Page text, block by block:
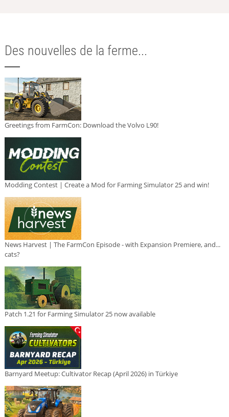
Des nouvelles de la ferme...
Greetings from FarmCon: Download the Volvo L90!
Modding Contest | Create a Mod for Farming Simulator 25 and win!
News Harvest | The FarmCon Episode - with Expansion Premiere, and...
cats?
Patch 1.21 for Farming Simulator 25 now available
Barnyard Meetup: Cultivator Recap (April 2026) in Türkiye